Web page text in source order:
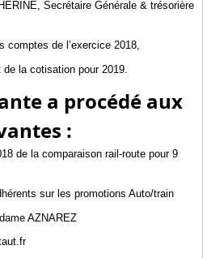
Secrétaire Générale & trésorière
comptes de l’exercice 2018,
la cotisation pour 2019.
a procédé aux
:
de la comparaison rail-route pour 9
sur les promotions Auto/train
AZNAREZ